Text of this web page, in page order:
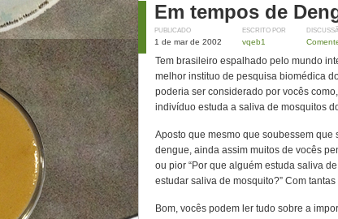
Em tempos de
PUBLICADO
1 de mar de 2002
ESCRITO POR
vqeb1
Tem brasileiro espalhado pelo mundo
melhor instituo de pesquisa biomédica
poderia ser considerado por vocês
indivíduo estuda a saliva de mosquitos
Aposto que mesmo que soubessem
dengue, ainda assim muitos de vocês
ou pior “Por que alguém estuda saliva
estudar saliva de mosquito?” Com
Bom, vocês podem ler tudo sobre a